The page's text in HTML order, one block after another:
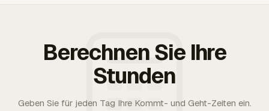
Berechnen Sie Ihre
Stunden
Geben Sie für jeden Tag Ihre Kommt- und Geht-Zeiten ein.